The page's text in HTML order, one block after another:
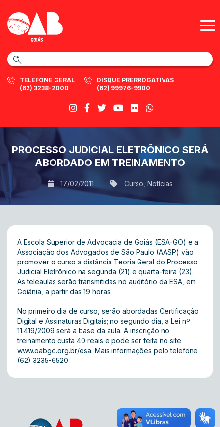
TELEFONE GERAL
(62) 3238-2000
DISQUE PRERROGATIVAS
(62) 99976-9900
PROCESSO JUDICIAL ELETRÔNICO SERÁ
ABORDADO EM TREINAMENTO
17/02/2011 Curso Notícias
A Escola Superior de Advocacia de Goiás (ESA-GO) e a
Associação dos Advogados de São Paulo (AASP) vão
promover o curso a distância Teoria Geral do Processo
Judicial Eletrônico na segunda (21) e quarta-feira (23).
As teleaulas serão transmitidas no auditório da ESA, em
Goiânia, a partir das 19 horas.
No primeiro dia de curso, serão abordadas Certificação
Digital e Assinaturas Digitais; no segundo dia, a Lei nº
11.419/2009 será a base da aula. A inscrição no
treinamento custa 40 reais e pode ser feita no site
www.oabgo.org.br/esa. Mais informações pelo telefone
(62) 3235-6520.